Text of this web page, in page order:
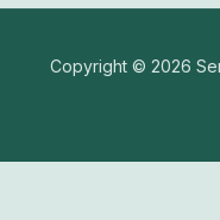
Copyright © 2026